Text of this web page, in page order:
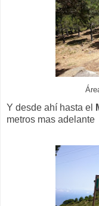
Y desde ahí hasta el
metros mas adelante